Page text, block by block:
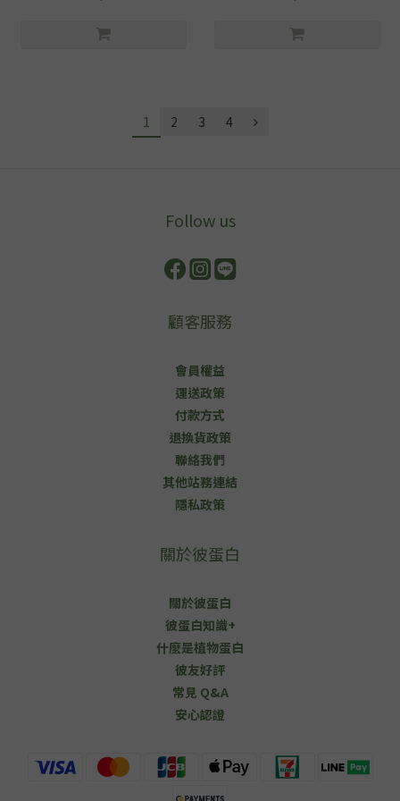
1 2 3 4
Follow us
顧客服務
會員權益
運送政策
付款方式
退換貨政策
聯絡我們
其他站務連結
隱私政策
關於彼蛋白
關於彼蛋白
彼蛋白知識+
什麼是植物蛋白
彼友好評
常見 Q&A
安心認證